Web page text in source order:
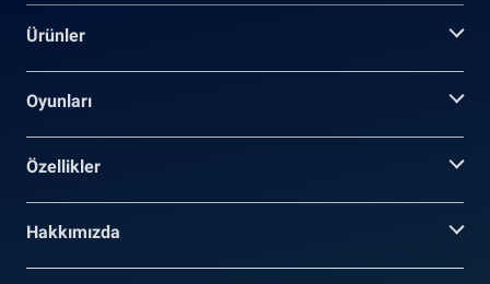
Ürünler
Oyunları
Özellikler
Hakkımızda